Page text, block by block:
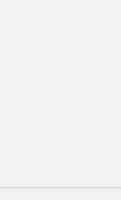
AG die von
Kontaktdaten
anlässlich meiner
treten, hierüber zu
der E-Mail-
vorgenannten